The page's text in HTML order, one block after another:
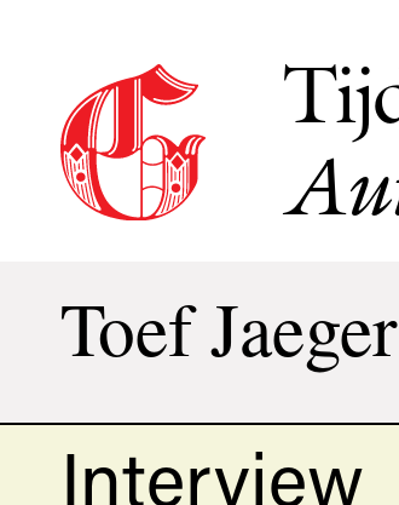
Toef Jaeger
Interview